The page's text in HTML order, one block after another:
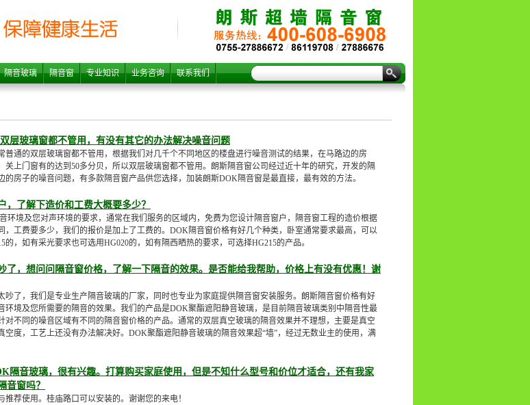
隔音玻璃 隔音窗 专业知识 业务咨询 联系我们
层玻璃窗都不管用，有没有其它的办法解决噪音问题
普通的双层玻璃窗都不管用，根据我们对几千个不同地区的楼盘进行噪音测试的结果，在马路边的房
关上门窗有的达到50多分贝，所以双层玻璃窗都不管用。朗斯隔音窗公司经过近十年的研究，开发的隔
的房子的噪音问题，有多款隔音窗产品供您选择，加装朗斯DOK隔音窗是最直接，最有效的方法。
，了解下造价和工费大概要多少？
环境及您对声环境的要求，通常在我们服务的区域内，免费为您设计隔音窗户，隔音窗工程的造价根据
，工费要多少，我们的报价是加上了工费的。DOK隔音窗价格有好几个种类，卧室通常要求最高，可以
，如有采光要求也可选用HG020的，如有隔西晒热的要求，可选择HG215的产品。
了，想问问隔音窗价格，了解一下隔音的效果。是否能给我帮助，价格上有没有优惠！谢
吵了，我们是专业生产隔音玻璃的厂家，同时也专业为家庭提供隔音窗安装服务。朗斯隔音窗价格有好
环境及您所需要的隔音的效果。我们的产品是DOK聚酯遮阳静音玻璃，是目前隔音玻璃类别中隔音性最
对不同的噪音区域有不同的隔音窗价格的产品。通常的双层真空玻璃的隔音效果并不理想，主要是真空
空度，工艺上还没有办法解决好。DOK聚酯遮阳静音玻璃的隔音效果超“墙”，经过无数业主的使用，满
隔音玻璃，很有兴趣。打算购买家庭使用，但是不知什么型号和价位才适合，还有我家
音窗吗？
荐使用。桂庙路口可以安装的。谢谢您的来电！